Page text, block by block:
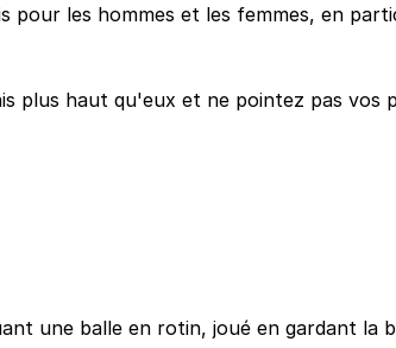
les hommes et les femmes, en
plus haut qu'eux et ne pointez pas vos
une balle en rotin, joué en gardant la